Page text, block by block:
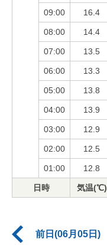
09:00 16.4
08:00 14.4
07:00 13.5
06:00 13.3
05:00 13.8
04:00 13.9
03:00 12.9
02:00 12.5
01:00 12.8
日時 気温(℃)
前日(06月05日)